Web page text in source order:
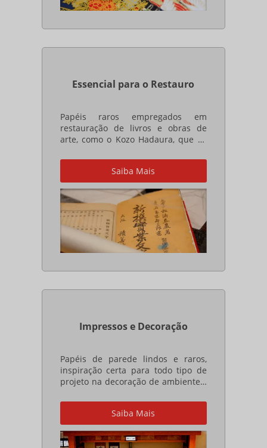
Essencial para o Restauro
Papéis raros empregados em
restauração de livros e obras de
arte, como o Kozo Hadaura, que só
(Tengu), leve e transparente como o
ar, de apenas 2 g/m2 !
Saiba Mais
Impressos e Decoração
Papéis de parede lindos e raros,
inspiração certa para todo tipo de
projeto na decoração de ambientes.
criatividade nos impressos, com
nosso acervo de mais de 500 tipos
de papéis especiais japoneses a
pronta entrega!
Saiba Mais